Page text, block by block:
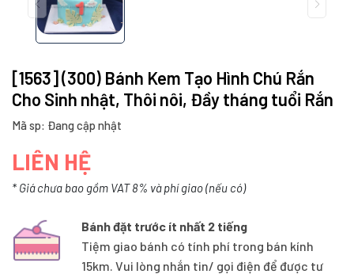
[1563] (300) Bánh Kem Tạo Hình Chú Rắn
Cho Sinh nhật, Thôi nôi, Đầy tháng tuổi Rắn
Mã sp: Đang cập nhật
LIÊN HỆ
* Giá chưa bao gồm VAT 8% và phí giao (nếu có)
Bánh đặt trước ít nhất 2 tiếng
Tiệm giao bánh có tính phí trong bán kính
15km. Vui lòng nhắn tin/ gọi điện để được tư